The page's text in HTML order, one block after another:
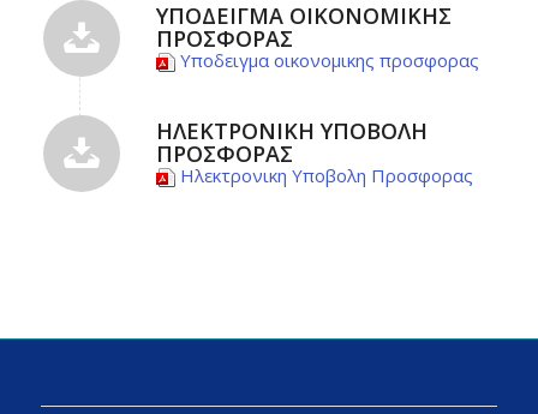
ΥΠΟΔΕΙΓΜΑ ΟΙΚΟΝΟΜΙΚΗΣ
ΠΡΟΣΦΟΡΑΣ
Υποδειγμα οικονομικης προσφορας
ΗΛΕΚΤΡΟΝΙΚΗ ΥΠΟΒΟΛΗ
ΠΡΟΣΦΟΡΑΣ
Ηλεκτρονικη Υποβολη Προσφορας